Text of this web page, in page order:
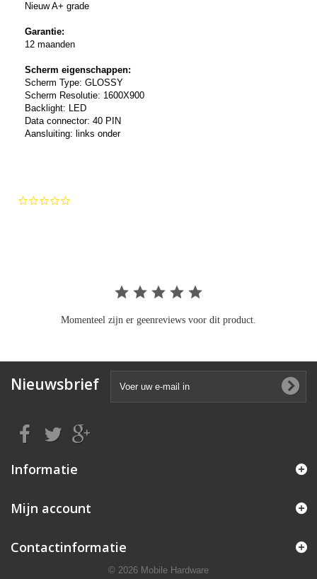
Nieuw A+ grade
Garantie:
12 maanden
Scherm eigenschappen:
Scherm Type: GLOSSY
Scherm Resolutie: 1600X900
Backlight: LED
Data connector: 40 PIN
Aansluiting: links onder
Momenteel zijn er geenreviews voor dit product.
Nieuwsbrief
Informatie
Mijn account
Contactinformatie
© 2026 Mobile Hardware